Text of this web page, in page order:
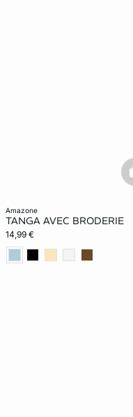
amazone
TANGA AVEC BRODERIE
14,99 €